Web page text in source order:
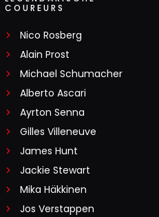
COUREURS
Nico Rosberg
Alain Prost
Michael Schumacher
Alberto Ascari
Ayrton Senna
Gilles Villeneuve
James Hunt
Jackie Stewart
Mika Häkkinen
Jos Verstappen